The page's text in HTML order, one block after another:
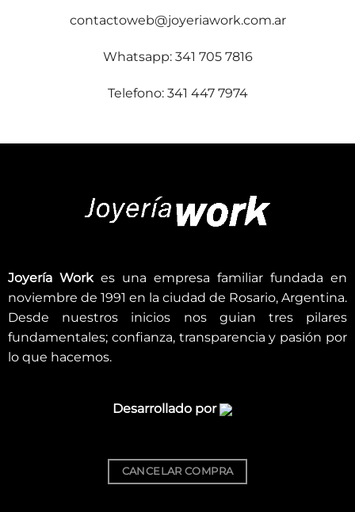
contactoweb@joyeriawork.com.ar
Whatsapp: 341 705 7816
Telefono: 341 447 7974
Joyería Workes una empresa familiar fundada en
noviembre de 1991 en la ciudad de Rosario, Argentina.
Desde nuestros inicios nos guian tres pilares
fundamentales; confianza, transparencia y pasión por
lo que hacemos.
Desarrollado por
CANCELAR COMPRA